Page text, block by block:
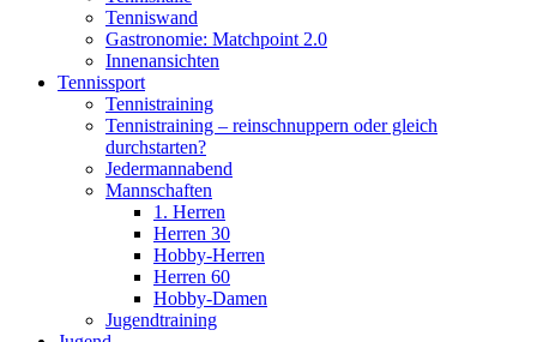
Tenniswand
Gastronomie: Matchpoint 2.0
Innenansichten
Tennissport
Tennistraining
Tennistraining – reinschnuppern oder gleich
durchstarten?
Jedermannabend
Mannschaften
1. Herren
Herren 30
Hobby-Herren
Herren 60
Hobby-Damen
Jugendtraining